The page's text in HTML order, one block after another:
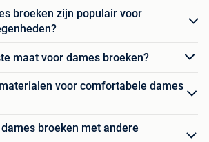
broeken zijn populair voor
maat voor dames broeken?
voor comfortabele dames
broeken met andere